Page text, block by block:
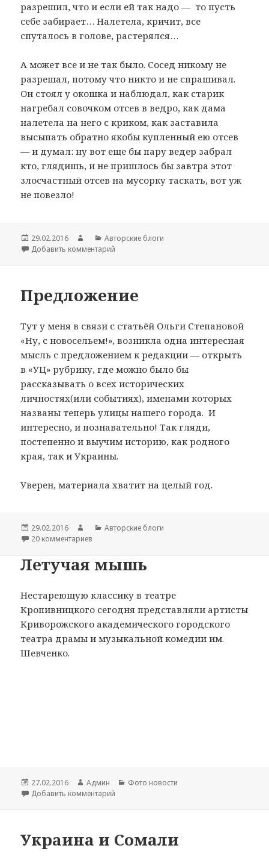
разрешил, что и если ей так надо — то пусть
себе забирает… Налетела, кричит, все
спуталось в голове, растерялся…
А может все и не так было. Сосед никому не
разрешал, потому что никто и не спрашивал.
Он стоял у окошка и наблюдал, как старик
нагребал совочком отсев в ведро, как дама
налетела на него с криком, как заставила
высыпать обратно якобы купленный ею отсев
— и думал: ну вот еще бы пару ведер забрал
кто, глядишь, и не пришлось бы завтра этот
злосчастный отсев на мусорку таскать, вот уж
не повезло!
Опубликовано
29.02.2016 АвторРубрики
Авторские блоги
Добавить комментарий
Предложение
Тут у меня в связи с статьёй Ольги Степановой
«Ну, с новосельем!», возникла одна интересная
мысль с предложением к редакции — открыть
в «УЦ» рубрику, где можно было бы
рассказывать о всех исторических
личностях(или событиях), именами которых
названы теперь улицы нашего города. И
интересно, и познавательно! Так гляди,
постепенно и выучим историю, как родного
края, так и Украины.
Уверен, материала хватит на целый год.
Опубликовано
29.02.2016 АвторРубрики
Авторские блоги
20 комментариев
Летучая мышь
Нестареющую классику в театре
Кропивницкого сегодня представляли артисты
Криворожского академического городского
театра драмы и музыкальной комедии им.
Шевченко.
Опубликовано
27.02.2016 Автор
Админ Рубрики
Фото новости
Добавить комментарий
Украина и Сомали